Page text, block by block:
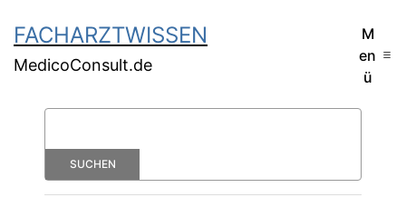
FACHARZTWISSEN
MedicoConsult.de
M
en
ü